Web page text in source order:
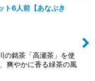
ト6人前【あなぶき
の銘茶「高瀬茶」を使
爽やかに香る緑茶の風